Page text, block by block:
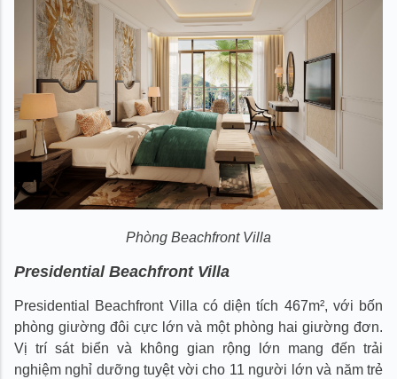
Phòng Beachfront Villa
Presidential Beachfront Villa
Presidential Beachfront Villa có diện tích 467m², với bốn
phòng giường đôi cực lớn và một phòng hai giường đơn.
Vị trí sát biển và không gian rộng lớn mang đến trải
nghiệm nghỉ dưỡng tuyệt vời cho 11 người lớn và năm trẻ